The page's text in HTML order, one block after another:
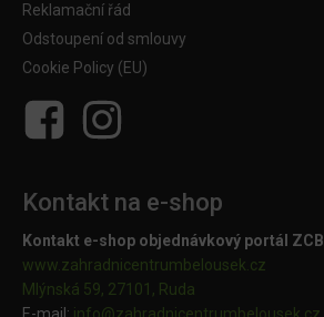
Reklamační řád
Odstoupení od smlouvy
Cookie Policy (EU)
Kontakt na e-shop
Kontakt e-shop objednávkový portál ZCB
www.zahradnicentrumbelousek.cz
Mlýnská 59, 27101, Ruda